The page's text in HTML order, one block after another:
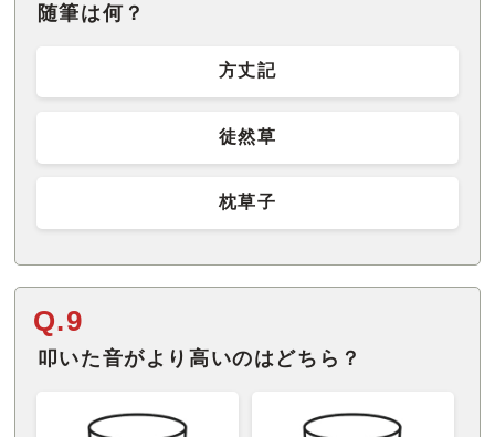
随筆は何？
方丈記
徒然草
枕草子
Q.9
叩いた音がより高いのはどちら？